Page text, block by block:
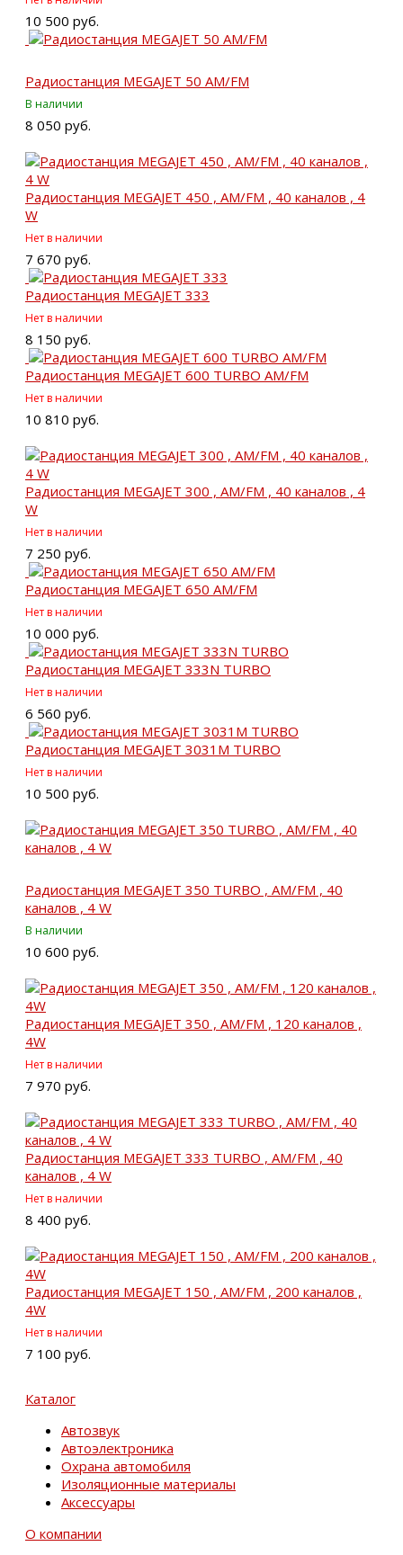
10 500 руб.
Радиостанция MEGAJET 50 AM/FM
В наличии
8 050 руб.
Радиостанция MEGAJET 450 , AM/FM , 40 каналов , 4
W
Нет в наличии
7 670 руб.
Радиостанция MEGAJET 333
Нет в наличии
8 150 руб.
Радиостанция MEGAJET 600 TURBO AM/FM
Нет в наличии
10 810 руб.
Радиостанция MEGAJET 300 , AM/FM , 40 каналов , 4
W
Нет в наличии
7 250 руб.
Радиостанция MEGAJET 650 AM/FM
Нет в наличии
10 000 руб.
Радиостанция MEGAJET 333N TURBO
Нет в наличии
6 560 руб.
Радиостанция MEGAJET 3031M TURBO
Нет в наличии
10 500 руб.
Радиостанция MEGAJET 350 TURBO , AM/FM , 40
каналов , 4 W
В наличии
10 600 руб.
Радиостанция MEGAJET 350 , AM/FM , 120 каналов ,
4W
Нет в наличии
7 970 руб.
Радиостанция MEGAJET 333 TURBO , AM/FM , 40
каналов , 4 W
Нет в наличии
8 400 руб.
Радиостанция MEGAJET 150 , AM/FM , 200 каналов ,
4W
Нет в наличии
7 100 руб.
Каталог
Автозвук
Автоэлектроника
Охрана автомобиля
Изоляционные материалы
Аксессуары
О компании